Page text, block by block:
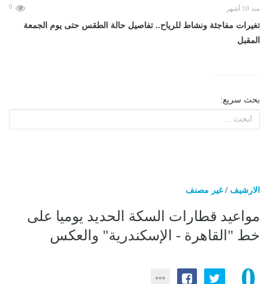
منذ 10 أشهر 0
تغيرات مفاجئة ونشاط للرياح.. تفاصيل حالة الطقس حتى يوم الجمعة
المقبل
بحث سريع:
الارشيف /غير مصنف
مواعيد قطارات السكة الحديد يوميا على
خط "القاهرة - الإسكندرية" والعكس